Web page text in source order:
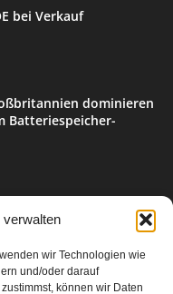
wir Technologien wie
und/oder darauf
können wir Daten
bei Verkauf
dominieren
Batteriespeicher-
3004
2067